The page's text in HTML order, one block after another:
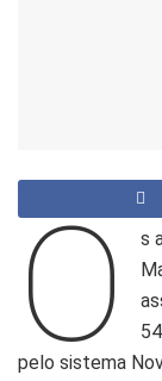
O
s
pelo sistema